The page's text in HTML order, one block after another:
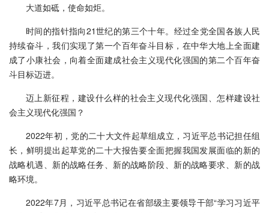
大道如砥，使命如炬。
时间的指针指向21世纪的第三个十年。经过全党全国各族人民
持续奋斗，我们实现了第一个百年奋斗目标，在中华大地上全面建
成了小康社会，向着全面建成社会主义现代化强国的第二个百年奋
斗目标迈进。
迈上新征程，建设什么样的社会主义现代化强国、怎样建设社
会主义现代化强国？
2022年初，党的二十大文件起草组成立，习近平总书记担任组
长，鲜明提出起草党的二十大报告要全面把握我国发展面临的新的
战略机遇、新的战略任务、新的战略阶段、新的战略要求、新的战
略环境。
2022年7月，习近平总书记在省部级主要领导干部“学习习近平